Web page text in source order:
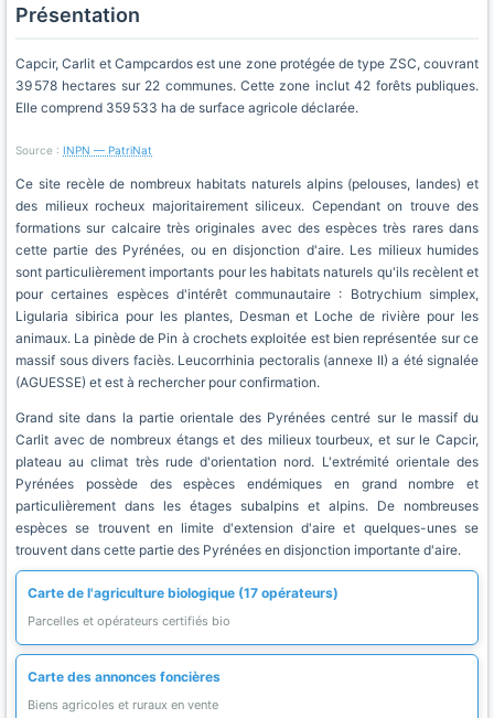
Présentation
Capcir, Carlit et Campcardos est une zone protégée de type ZSC, couvrant
39 578 hectares sur 22 communes. Cette zone inclut 42 forêts publiques.
Elle comprend 359 533 ha de surface agricole déclarée.
Source : INPN — PatriNat
Ce site recèle de nombreux habitats naturels alpins (pelouses, landes) et
des milieux rocheux majoritairement siliceux. Cependant on trouve des
formations sur calcaire très originales avec des espèces très rares dans
cette partie des Pyrénées, ou en disjonction d'aire. Les milieux humides
sont particulièrement importants pour les habitats naturels qu'ils recèlent et
pour certaines espèces d'intérêt communautaire : Botrychium simplex,
Ligularia sibirica pour les plantes, Desman et Loche de rivière pour les
animaux. La pinède de Pin à crochets exploitée est bien représentée sur ce
massif sous divers faciès. Leucorrhinia pectoralis (annexe II) a été signalée
(AGUESSE) et est à rechercher pour confirmation.
Grand site dans la partie orientale des Pyrénées centré sur le massif du
Carlit avec de nombreux étangs et des milieux tourbeux, et sur le Capcir,
plateau au climat très rude d'orientation nord. L'extrémité orientale des
Pyrénées possède des espèces endémiques en grand nombre et
particulièrement dans les étages subalpins et alpins. De nombreuses
espèces se trouvent en limite d'extension d'aire et quelques-unes se
trouvent dans cette partie des Pyrénées en disjonction importante d'aire.
Carte de l'agriculture biologique (17 opérateurs)
Parcelles et opérateurs certifiés bio
Carte des annonces foncières
Biens agricoles et ruraux en vente